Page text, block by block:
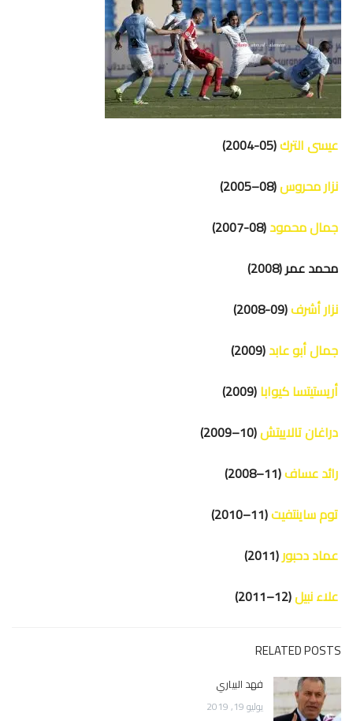
عيسى الترك(05-2004)
نزار محروس(08–2005)
جمال محمود(08-2007)
محمد عمر(2008)
نزار أشرف(09-2008)
جمال أبو عابد(2009)
أريستيتسا كيوابا(2009)
دراغان تالاييتش(10–2009)
رائد عساف(11–2008)
توم ساينتفيت(11–2010)
عماد دحبور(2011)
علاء نبيل(12–2011)
RELATED POSTS
فهد البياري
يوليو 19, 2019